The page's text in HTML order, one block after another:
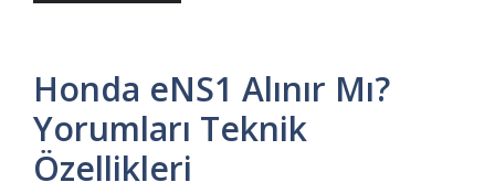
Honda eNS1 Alınır Mı?
Yorumları Teknik
Özellikleri